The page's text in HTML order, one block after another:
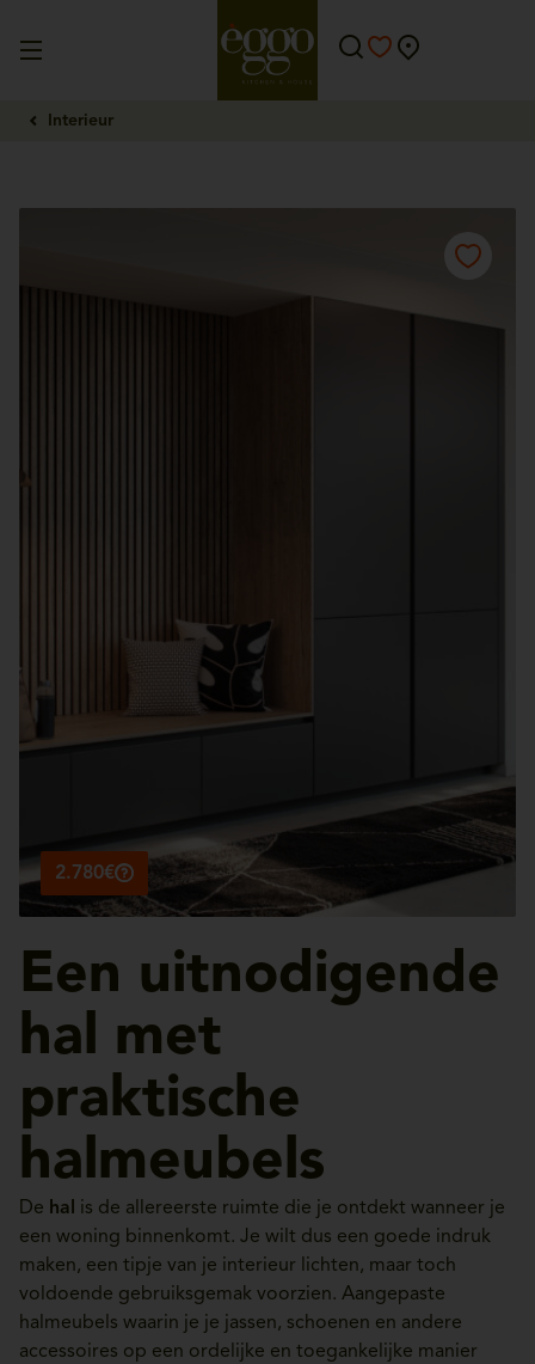
Interieur
2.780€
Een uitnodigende
hal met
praktische
halmeubels
De hal
is de allereerste ruimte die je ontdekt wanneer je
een woning binnenkomt. Je wilt dus een goede indruk
maken, een tipje van je interieur lichten, maar toch
voldoende gebruiksgemak voorzien. Aangepaste
halmeubels waarin je je jassen, schoenen en andere
accessoires op een ordelijke en toegankelijke manier